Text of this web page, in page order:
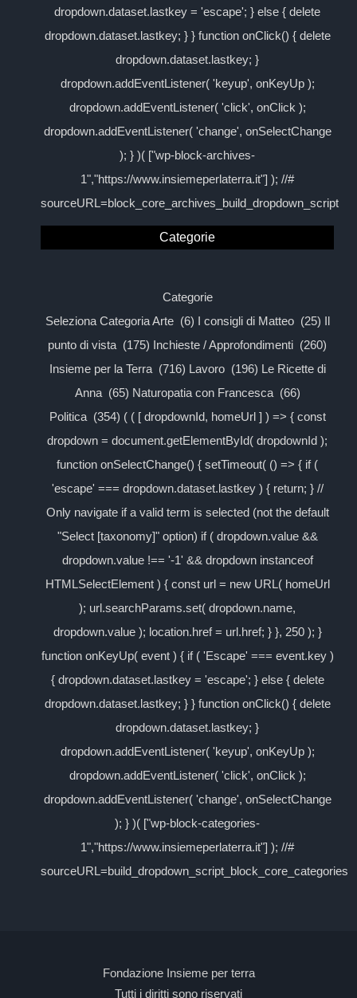
dropdown.dataset.lastkey = 'escape'; } else { delete
dropdown.dataset.lastkey; } } function onClick() { delete
dropdown.dataset.lastkey; }
dropdown.addEventListener( 'keyup', onKeyUp );
dropdown.addEventListener( 'click', onClick );
dropdown.addEventListener( 'change', onSelectChange
); } )( ["wp-block-archives-
1","https://www.insiemeperlaterra.it"] ); //#
sourceURL=block_core_archives_build_dropdown_script
Categorie
Categorie
Seleziona Categoria Arte (6) I consigli di Matteo (25) Il
punto di vista (175) Inchieste / Approfondimenti (260)
Insieme per la Terra (716) Lavoro (196) Le Ricette di
Anna (65) Naturopatia con Francesca (66)
Politica (354) ( ( [ dropdownId, homeUrl ] ) => { const
dropdown = document.getElementById( dropdownId );
function onSelectChange() { setTimeout( () => { if (
'escape' === dropdown.dataset.lastkey ) { return; } //
Only navigate if a valid term is selected (not the default
"Select [taxonomy]" option) if ( dropdown.value &&
dropdown.value !== '-1' && dropdown instanceof
HTMLSelectElement ) { const url = new URL( homeUrl
); url.searchParams.set( dropdown.name,
dropdown.value ); location.href = url.href; } }, 250 ); }
function onKeyUp( event ) { if ( 'Escape' === event.key )
{ dropdown.dataset.lastkey = 'escape'; } else { delete
dropdown.dataset.lastkey; } } function onClick() { delete
dropdown.dataset.lastkey; }
dropdown.addEventListener( 'keyup', onKeyUp );
dropdown.addEventListener( 'click', onClick );
dropdown.addEventListener( 'change', onSelectChange
); } )( ["wp-block-categories-
1","https://www.insiemeperlaterra.it"] ); //#
sourceURL=build_dropdown_script_block_core_categories
Fondazione Insieme per terra
Tutti i diritti sono riservati